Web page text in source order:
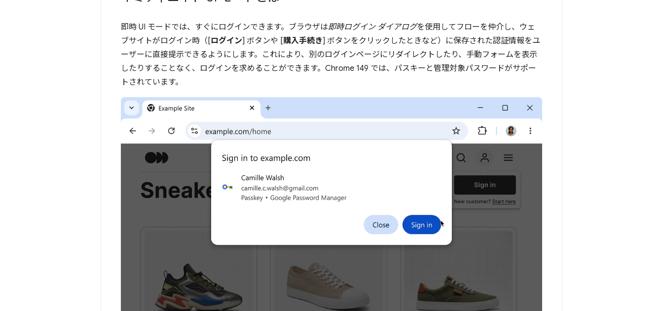
即時 UI モードでは、すぐにログインできます。ブラウザは即時ログイン ダイアログを使用してフローを仲介し、ウェ
ブサイトがログイン時（[ログイン] ボタンや [購入手続き] ボタンをクリックしたときなど）に保存された認証情報をユ
ーザーに直接提示できるようにします。これにより、別のログインページにリダイレクトしたり、手動フォームを表示
したりすることなく、ログインを求めることができます。Chrome 149 では、パスキーと管理対象パスワードがサポー
トされています。